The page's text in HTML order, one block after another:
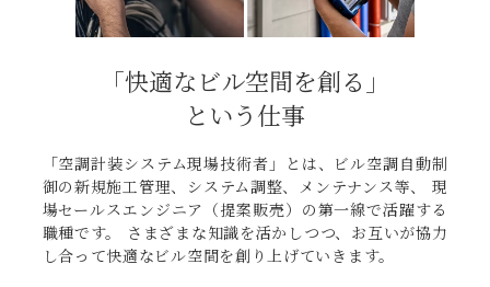
「快適なビル空間を創る」
という仕事
「空調計装システム現場技術者」とは、ビル空調自動制
御の新規施工管理、システム調整、メンテナンス等、 現
場セールスエンジニア（提案販売）の第一線で活躍する
職種です。 さまざまな知識を活かしつつ、お互いが協力
し合って快適なビル空間を創り上げていきます。